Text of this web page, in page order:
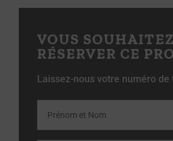
VOUS SOUHAITEZ
RÉSERVER CE
Laissez-nous votre numéro